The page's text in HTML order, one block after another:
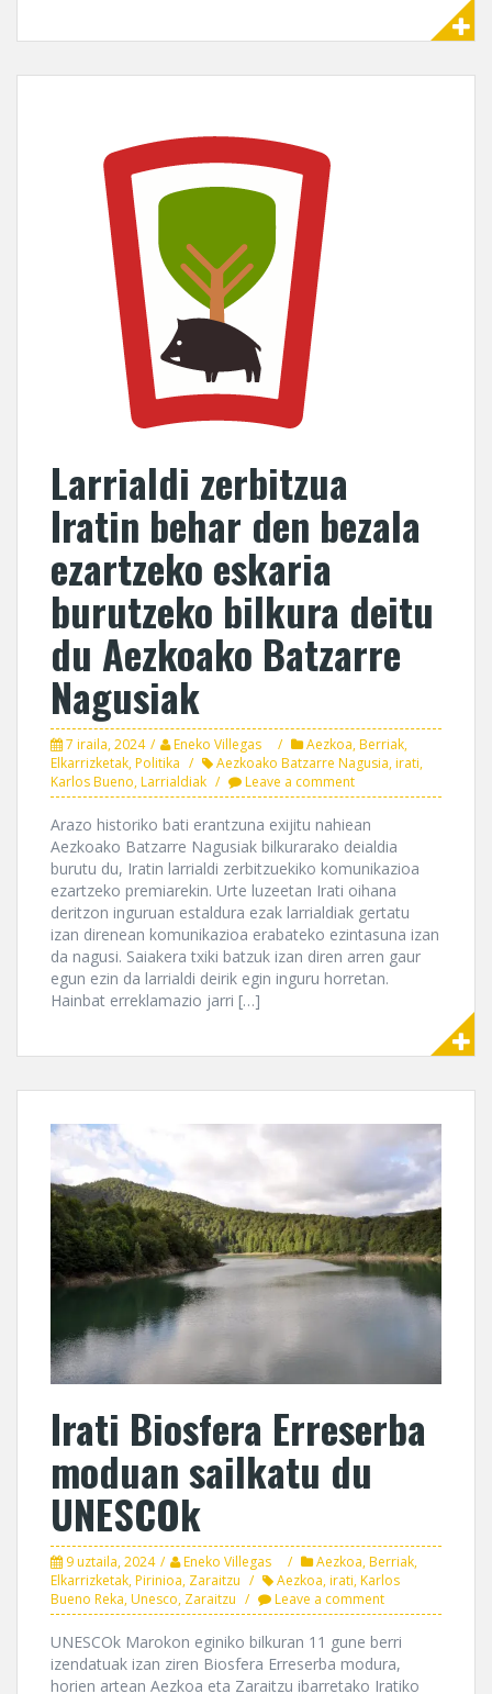
Larrialdi zerbitzua
Iratin behar den bezala
ezartzeko eskaria
burutzeko bilkura deitu
du Aezkoako Batzarre
Nagusiak
7 iraila, 2024 Eneko Villegas Aezkoa,Berriak,
Elkarrizketak,Politika Aezkoako Batzarre Nagusia,irati,
Karlos Bueno,Larrialdiak Leave a comment
Arazo historiko bati erantzuna exijitu nahiean
Aezkoako Batzarre Nagusiak bilkurarako deialdia
burutu du, Iratin larrialdi zerbitzuekiko komunikazioa
ezartzeko premiarekin. Urte luzeetan Irati oihana
deritzon inguruan estaldura ezak larrialdiak gertatu
izan direnean komunikazioa erabateko ezintasuna izan
da nagusi. Saiakera txiki batzuk izan diren arren gaur
egun ezin da larrialdi deirik egin inguru horretan.
Hainbat erreklamazio jarri […]
Irati Biosfera Erreserba
moduan sailkatu du
UNESCOk
9 uztaila, 2024 Eneko Villegas Aezkoa,Berriak,
Elkarrizketak,Pirinioa, Zaraitzu Aezkoa,irati,Karlos
Bueno Reka,Unesco, Zaraitzu Leave a comment
UNESCOk Marokon eginiko bilkuran 11 gune berri
izendatuak izan ziren Biosfera Erreserba modura,
horien artean Aezkoa eta Zaraitzu ibarretako Iratiko